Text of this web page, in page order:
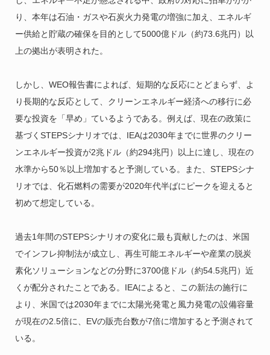
り、本年は石油・ガスや石炭火力発電の増強に加え、エネルギ
ー供給と貯蔵の確保を目的として5000億ドル（約73.6兆円）以
上の拠出が表明された。
しかし、WEO報告書によれば、短期的な反応にとどまらず、よ
り長期的な反応として、クリーンエネルギー経済への移行に必
要な投資を「早め」ているようである。例えば、現在の政策に
基づくSTEPSシナリオでは、IEAは2030年までに世界のクリー
ンエネルギー投資が2兆ドル（約294兆円）以上に達し、現在の
水準から50％以上増加すると予測している。また、STEPSシナ
リオでは、化石燃料の需要が2020年代半ばにピークを迎えると
初めて想定している。
過去1年間のSTEPSシナリオの変化に最も貢献したのは、米国
でインフレ抑制法が成立し、再生可能エネルギーや産業の脱炭
素化ソリューションなどの分野に3700億ドル（約54.5兆円）近
くが配分されたことである。IEAによると、この新法の施行に
より、米国では2030年までに太陽光発電と風力発電の設備容量
が現在の2.5倍に、EVの販売台数が7倍に増加すると予測されて
いる。